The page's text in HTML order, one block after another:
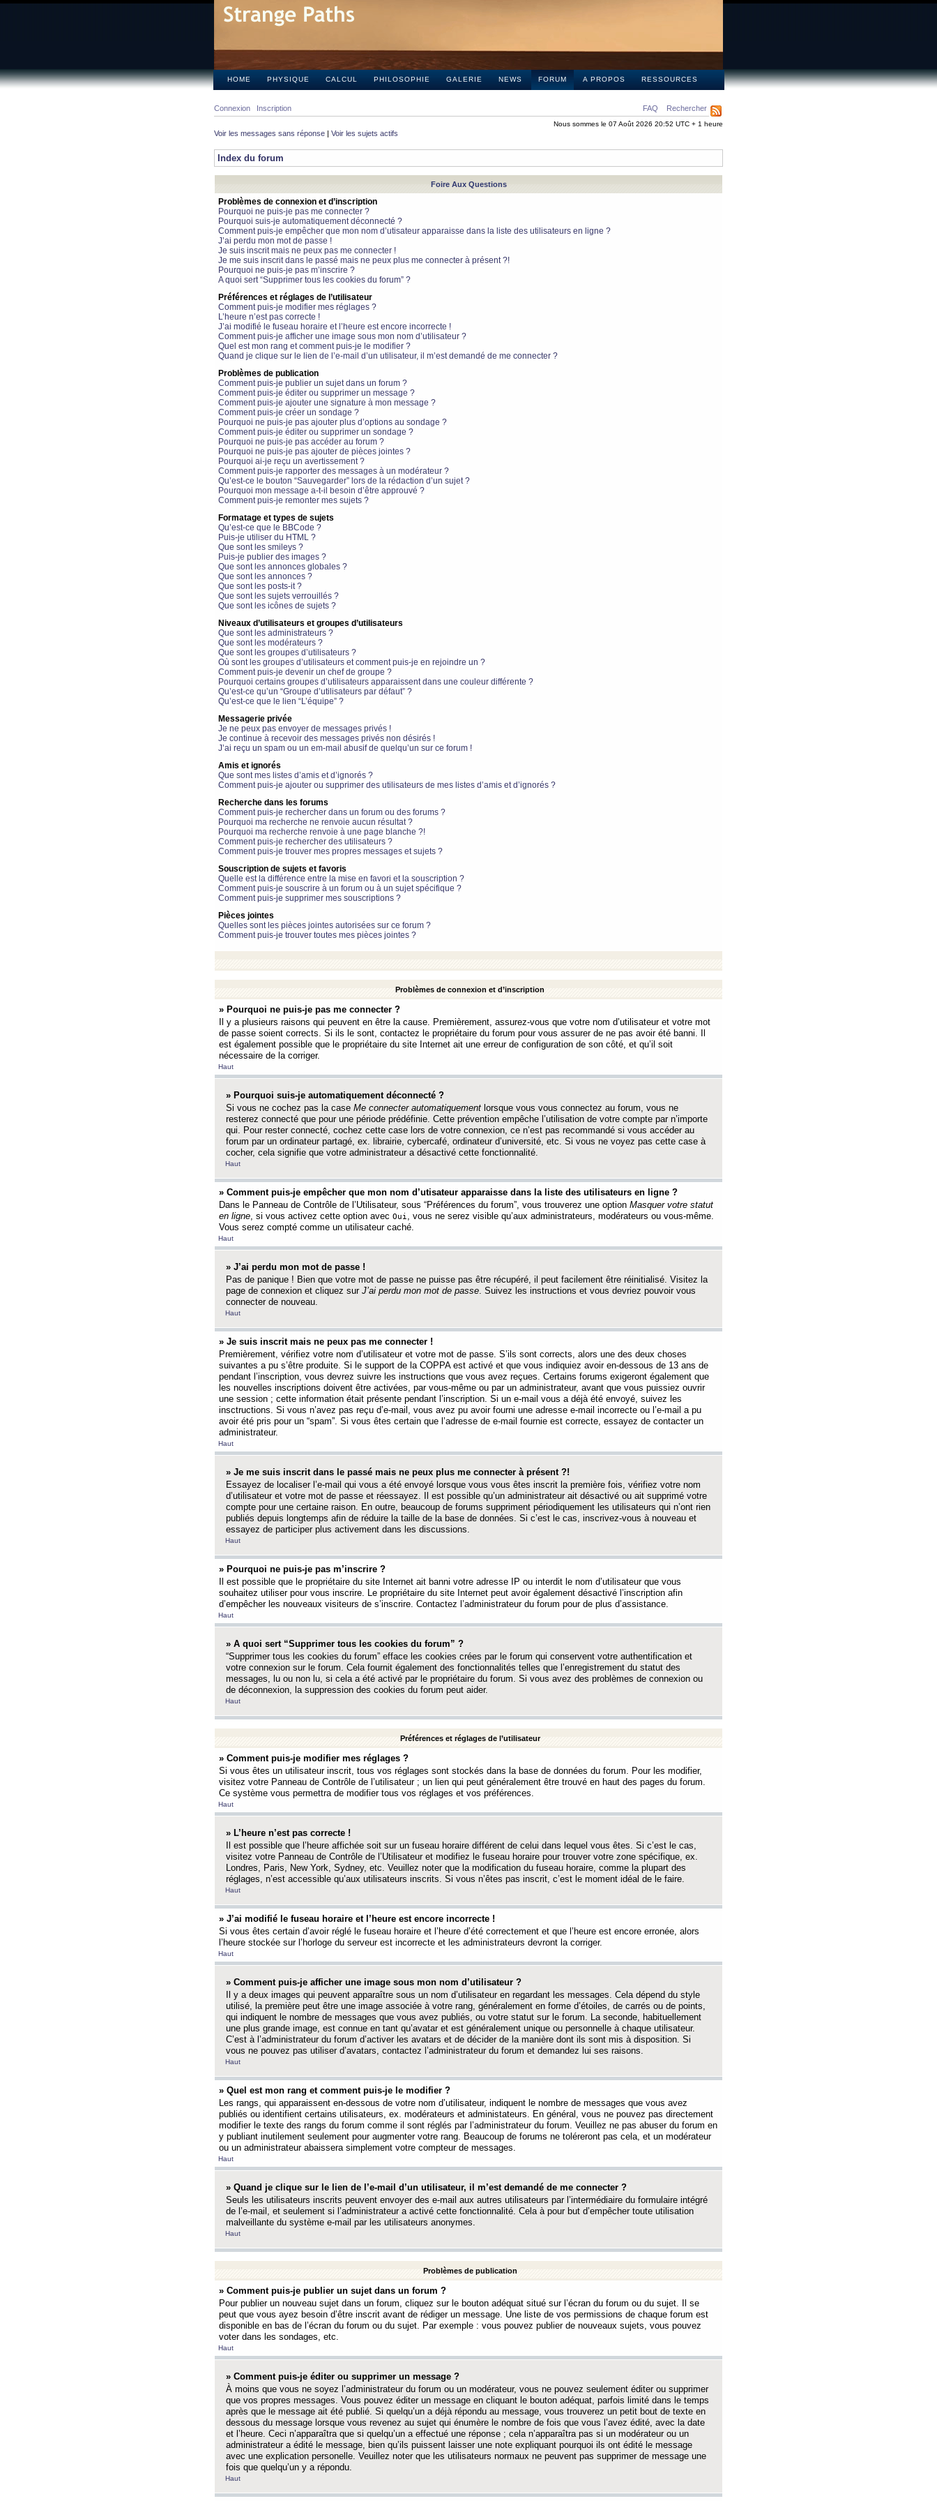
HOME PHYSIQUE CALCUL PHILOSOPHIE GALERIE NEWS FORUM A PROPOS RESSOURCES
FAQ Rechercher
Connexion Inscription
Nous sommes le 07 Août 2026 20:52 UTC + 1 heure
Voir les messages sans réponse | Voir les sujets actifs
Index du forum
Foire Aux Questions
Problèmes de connexion et d’inscription
Pourquoi ne puis-je pas me connecter ?
Pourquoi suis-je automatiquement déconnecté ?
Comment puis-je empêcher que mon nom d’utisateur apparaisse dans la liste des utilisateurs en ligne ?
J’ai perdu mon mot de passe !
Je suis inscrit mais ne peux pas me connecter !
Je me suis inscrit dans le passé mais ne peux plus me connecter à présent ?!
Pourquoi ne puis-je pas m’inscrire ?
A quoi sert “Supprimer tous les cookies du forum” ?
Préférences et réglages de l’utilisateur
Comment puis-je modifier mes réglages ?
L’heure n’est pas correcte !
J’ai modifié le fuseau horaire et l’heure est encore incorrecte !
Comment puis-je afficher une image sous mon nom d’utilisateur ?
Quel est mon rang et comment puis-je le modifier ?
Quand je clique sur le lien de l’e-mail d’un utilisateur, il m’est demandé de me connecter ?
Problèmes de publication
Comment puis-je publier un sujet dans un forum ?
Comment puis-je éditer ou supprimer un message ?
Comment puis-je ajouter une signature à mon message ?
Comment puis-je créer un sondage ?
Pourquoi ne puis-je pas ajouter plus d’options au sondage ?
Comment puis-je éditer ou supprimer un sondage ?
Pourquoi ne puis-je pas accéder au forum ?
Pourquoi ne puis-je pas ajouter de pièces jointes ?
Pourquoi ai-je reçu un avertissement ?
Comment puis-je rapporter des messages à un modérateur ?
Qu’est-ce le bouton “Sauvegarder” lors de la rédaction d’un sujet ?
Pourquoi mon message a-t-il besoin d’être approuvé ?
Comment puis-je remonter mes sujets ?
Formatage et types de sujets
Qu’est-ce que le BBCode ?
Puis-je utiliser du HTML ?
Que sont les smileys ?
Puis-je publier des images ?
Que sont les annonces globales ?
Que sont les annonces ?
Que sont les posts-it ?
Que sont les sujets verrouillés ?
Que sont les icônes de sujets ?
Niveaux d’utilisateurs et groupes d’utilisateurs
Que sont les administrateurs ?
Que sont les modérateurs ?
Que sont les groupes d’utilisateurs ?
Où sont les groupes d’utilisateurs et comment puis-je en rejoindre un ?
Comment puis-je devenir un chef de groupe ?
Pourquoi certains groupes d’utilisateurs apparaissent dans une couleur différente ?
Qu’est-ce qu’un “Groupe d’utilisateurs par défaut” ?
Qu’est-ce que le lien “L’équipe” ?
Messagerie privée
Je ne peux pas envoyer de messages privés !
Je continue à recevoir des messages privés non désirés !
J’ai reçu un spam ou un em-mail abusif de quelqu’un sur ce forum !
Amis et ignorés
Que sont mes listes d’amis et d’ignorés ?
Comment puis-je ajouter ou supprimer des utilisateurs de mes listes d’amis et d’ignorés ?
Recherche dans les forums
Comment puis-je rechercher dans un forum ou des forums ?
Pourquoi ma recherche ne renvoie aucun résultat ?
Pourquoi ma recherche renvoie à une page blanche ?!
Comment puis-je rechercher des utilisateurs ?
Comment puis-je trouver mes propres messages et sujets ?
Souscription de sujets et favoris
Quelle est la différence entre la mise en favori et la souscription ?
Comment puis-je souscrire à un forum ou à un sujet spécifique ?
Comment puis-je supprimer mes souscriptions ?
Pièces jointes
Quelles sont les pièces jointes autorisées sur ce forum ?
Comment puis-je trouver toutes mes pièces jointes ?
Problèmes de connexion et d’inscription
» Pourquoi ne puis-je pas me connecter ?
Il y a plusieurs raisons qui peuvent en être la cause. Premièrement, assurez-vous que votre nom d’utilisateur et votre mot
de passe soient corrects. Si ils le sont, contactez le propriétaire du forum pour vous assurer de ne pas avoir été banni. Il
est également possible que le propriétaire du site Internet ait une erreur de configuration de son côté, et qu’il soit
nécessaire de la corriger.
Haut
» Pourquoi suis-je automatiquement déconnecté ?
Si vous ne cochez pas la case Me connecter automatiquement lorsque vous vous connectez au forum, vous ne
resterez connecté que pour une période prédéfinie. Cette prévention empêche l’utilisation de votre compte par n’importe
qui. Pour rester connecté, cochez cette case lors de votre connexion, ce n’est pas recommandé si vous accéder au
forum par un ordinateur partagé, ex. librairie, cybercafé, ordinateur d’université, etc. Si vous ne voyez pas cette case à
cocher, cela signifie que votre administrateur a désactivé cette fonctionnalité.
Haut
» Comment puis-je empêcher que mon nom d’utisateur apparaisse dans la liste des utilisateurs en ligne ?
Dans le Panneau de Contrôle de l’Utilisateur, sous “Préférences du forum”, vous trouverez une option Masquer votre statut
en ligne, si vous activez cette option avec Oui , vous ne serez visible qu’aux administrateurs, modérateurs ou vous-même.
Vous serez compté comme un utilisateur caché.
Haut
» J’ai perdu mon mot de passe !
Pas de panique ! Bien que votre mot de passe ne puisse pas être récupéré, il peut facilement être réinitialisé. Visitez la
page de connexion et cliquez sur J’ai perdu mon mot de passe. Suivez les instructions et vous devriez pouvoir vous
connecter de nouveau.
Haut
» Je suis inscrit mais ne peux pas me connecter !
Premièrement, vérifiez votre nom d’utilisateur et votre mot de passe. S’ils sont corrects, alors une des deux choses
suivantes a pu s’être produite. Si le support de la COPPA est activé et que vous indiquiez avoir en-dessous de 13 ans de
pendant l’inscription, vous devrez suivre les instructions que vous avez reçues. Certains forums exigeront également que
les nouvelles inscriptions doivent être activées, par vous-même ou par un administrateur, avant que vous puissiez ouvrir
une session ; cette information était présente pendant l’inscription. Si un e-mail vous a déjà été envoyé, suivez les
insctructions. Si vous n’avez pas reçu d’e-mail, vous avez pu avoir fourni une adresse e-mail incorrecte ou l’e-mail a pu
avoir été pris pour un “spam”. Si vous êtes certain que l’adresse de e-mail fournie est correcte, essayez de contacter un
administrateur.
Haut
» Je me suis inscrit dans le passé mais ne peux plus me connecter à présent ?!
Essayez de localiser l’e-mail qui vous a été envoyé lorsque vous vous êtes inscrit la première fois, vérifiez votre nom
d’utilisateur et votre mot de passe et réessayez. Il est possible qu’un administrateur ait désactivé ou ait supprimé votre
compte pour une certaine raison. En outre, beaucoup de forums suppriment périodiquement les utilisateurs qui n’ont rien
publiés depuis longtemps afin de réduire la taille de la base de données. Si c’est le cas, inscrivez-vous à nouveau et
essayez de participer plus activement dans les discussions.
Haut
» Pourquoi ne puis-je pas m’inscrire ?
Il est possible que le propriétaire du site Internet ait banni votre adresse IP ou interdit le nom d’utilisateur que vous
souhaitez utiliser pour vous inscrire. Le propriétaire du site Internet peut avoir également désactivé l’inscription afin
d’empêcher les nouveaux visiteurs de s’inscrire. Contactez l’administrateur du forum pour de plus d’assistance.
Haut
» A quoi sert “Supprimer tous les cookies du forum” ?
“Supprimer tous les cookies du forum” efface les cookies crées par le forum qui conservent votre authentification et
votre connexion sur le forum. Cela fournit également des fonctionnalités telles que l’enregistrement du statut des
messages, lu ou non lu, si cela a été activé par le propriétaire du forum. Si vous avez des problèmes de connexion ou
de déconnexion, la suppression des cookies du forum peut aider.
Haut
Préférences et réglages de l’utilisateur
» Comment puis-je modifier mes réglages ?
Si vous êtes un utilisateur inscrit, tous vos réglages sont stockés dans la base de données du forum. Pour les modifier,
visitez votre Panneau de Contrôle de l’utilisateur ; un lien qui peut généralement être trouvé en haut des pages du forum.
Ce système vous permettra de modifier tous vos réglages et vos préférences.
Haut
» L’heure n’est pas correcte !
Il est possible que l’heure affichée soit sur un fuseau horaire différent de celui dans lequel vous êtes. Si c’est le cas,
visitez votre Panneau de Contrôle de l’Utilisateur et modifiez le fuseau horaire pour trouver votre zone spécifique, ex.
Londres, Paris, New York, Sydney, etc. Veuillez noter que la modification du fuseau horaire, comme la plupart des
réglages, n’est accessible qu’aux utilisateurs inscrits. Si vous n’êtes pas inscrit, c’est le moment idéal de le faire.
Haut
» J’ai modifié le fuseau horaire et l’heure est encore incorrecte !
Si vous êtes certain d’avoir réglé le fuseau horaire et l’heure d’été correctement et que l’heure est encore erronée, alors
l’heure stockée sur l’horloge du serveur est incorrecte et les administrateurs devront la corriger.
Haut
» Comment puis-je afficher une image sous mon nom d’utilisateur ?
Il y a deux images qui peuvent apparaître sous un nom d’utilisateur en regardant les messages. Cela dépend du style
utilisé, la première peut être une image associée à votre rang, généralement en forme d’étoiles, de carrés ou de points,
qui indiquent le nombre de messages que vous avez publiés, ou votre statut sur le forum. La seconde, habituellement
une plus grande image, est connue en tant qu’avatar et est généralement unique ou personnelle à chaque utilisateur.
C’est à l’administrateur du forum d’activer les avatars et de décider de la manière dont ils sont mis à disposition. Si
vous ne pouvez pas utiliser d’avatars, contactez l’administrateur du forum et demandez lui ses raisons.
Haut
» Quel est mon rang et comment puis-je le modifier ?
Les rangs, qui apparaissent en-dessous de votre nom d’utilisateur, indiquent le nombre de messages que vous avez
publiés ou identifient certains utilisateurs, ex. modérateurs et administateurs. En général, vous ne pouvez pas directement
modifier le texte des rangs du forum comme il sont réglés par l’administrateur du forum. Veuillez ne pas abuser du forum en
y publiant inutilement seulement pour augmenter votre rang. Beaucoup de forums ne toléreront pas cela, et un modérateur
ou un administrateur abaissera simplement votre compteur de messages.
Haut
» Quand je clique sur le lien de l’e-mail d’un utilisateur, il m’est demandé de me connecter ?
Seuls les utilisateurs inscrits peuvent envoyer des e-mail aux autres utilisateurs par l’intermédiaire du formulaire intégré
de l’e-mail, et seulement si l’administrateur a activé cette fonctionnalité. Cela à pour but d’empêcher toute utilisation
malveillante du système e-mail par les utilisateurs anonymes.
Haut
Problèmes de publication
» Comment puis-je publier un sujet dans un forum ?
Pour publier un nouveau sujet dans un forum, cliquez sur le bouton adéquat situé sur l’écran du forum ou du sujet. Il se
peut que vous ayez besoin d’être inscrit avant de rédiger un message. Une liste de vos permissions de chaque forum est
disponible en bas de l’écran du forum ou du sujet. Par exemple : vous pouvez publier de nouveaux sujets, vous pouvez
voter dans les sondages, etc.
Haut
» Comment puis-je éditer ou supprimer un message ?
À moins que vous ne soyez l’administrateur du forum ou un modérateur, vous ne pouvez seulement éditer ou supprimer
que vos propres messages. Vous pouvez éditer un message en cliquant le bouton adéquat, parfois limité dans le temps
après que le message ait été publié. Si quelqu’un a déjà répondu au message, vous trouverez un petit bout de texte en
dessous du message lorsque vous revenez au sujet qui énumère le nombre de fois que vous l’avez édité, avec la date
et l’heure. Ceci n’apparaîtra que si quelqu’un a effectué une réponse ; cela n’apparaîtra pas si un modérateur ou un
administrateur a édité le message, bien qu’ils puissent laisser une note expliquant pourquoi ils ont édité le message
avec une explication personelle. Veuillez noter que les utilisateurs normaux ne peuvent pas supprimer de message une
fois que quelqu’un y a répondu.
Haut